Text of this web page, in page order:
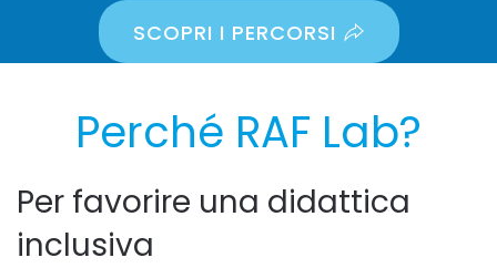
SCOPRI I PERCORSI
Perché RAF Lab?
Per favorire una didattica
inclusiva